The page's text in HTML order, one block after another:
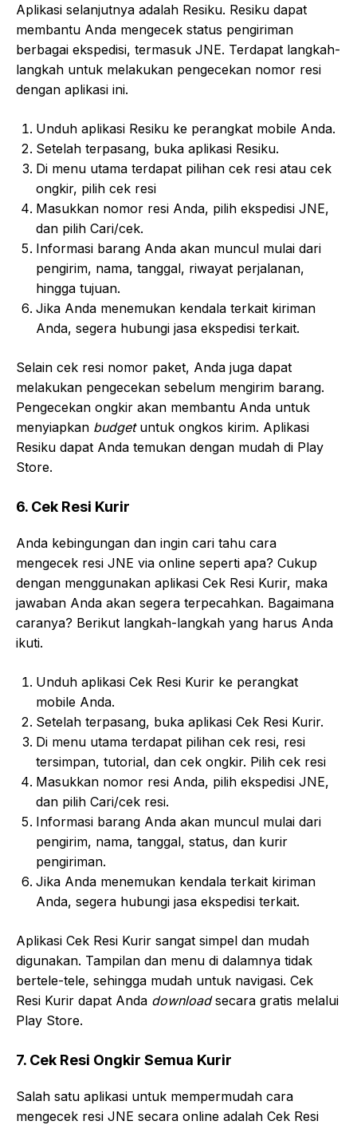
Aplikasi selanjutnya adalah Resiku. Resiku dapat
membantu Anda mengecek status pengiriman
berbagai ekspedisi, termasuk JNE. Terdapat langkah-
langkah untuk melakukan pengecekan nomor resi
dengan aplikasi ini.
Unduh aplikasi Resiku ke perangkat mobile Anda.
Setelah terpasang, buka aplikasi Resiku.
Di menu utama terdapat pilihan cek resi atau cek
ongkir, pilih cek resi
Masukkan nomor resi Anda, pilih ekspedisi JNE,
dan pilih Cari/cek.
Informasi barang Anda akan muncul mulai dari
pengirim, nama, tanggal, riwayat perjalanan,
hingga tujuan.
Jika Anda menemukan kendala terkait kiriman
Anda, segera hubungi jasa ekspedisi terkait.
Selain cek resi nomor paket, Anda juga dapat
melakukan pengecekan sebelum mengirim barang.
Pengecekan ongkir akan membantu Anda untuk
menyiapkan budgetuntuk ongkos kirim. Aplikasi
Resiku dapat Anda temukan dengan mudah di Play
Store.
6. Cek Resi Kurir
Anda kebingungan dan ingin cari tahu cara
mengecek resi JNE via online seperti apa? Cukup
dengan menggunakan aplikasi Cek Resi Kurir, maka
jawaban Anda akan segera terpecahkan. Bagaimana
caranya? Berikut langkah-langkah yang harus Anda
ikuti.
Unduh aplikasi Cek Resi Kurir ke perangkat
mobile Anda.
Setelah terpasang, buka aplikasi Cek Resi Kurir.
Di menu utama terdapat pilihan cek resi, resi
tersimpan, tutorial, dan cek ongkir. Pilih cek resi
Masukkan nomor resi Anda, pilih ekspedisi JNE,
dan pilih Cari/cek resi.
Informasi barang Anda akan muncul mulai dari
pengirim, nama, tanggal, status, dan kurir
pengiriman.
Jika Anda menemukan kendala terkait kiriman
Anda, segera hubungi jasa ekspedisi terkait.
Aplikasi Cek Resi Kurir sangat simpel dan mudah
digunakan. Tampilan dan menu di dalamnya tidak
bertele-tele, sehingga mudah untuk navigasi. Cek
Resi Kurir dapat Anda downloadsecara gratis melalui
Play Store.
7. Cek Resi Ongkir Semua Kurir
Salah satu aplikasi untuk mempermudah cara
mengecek resi JNE secara online adalah Cek Resi